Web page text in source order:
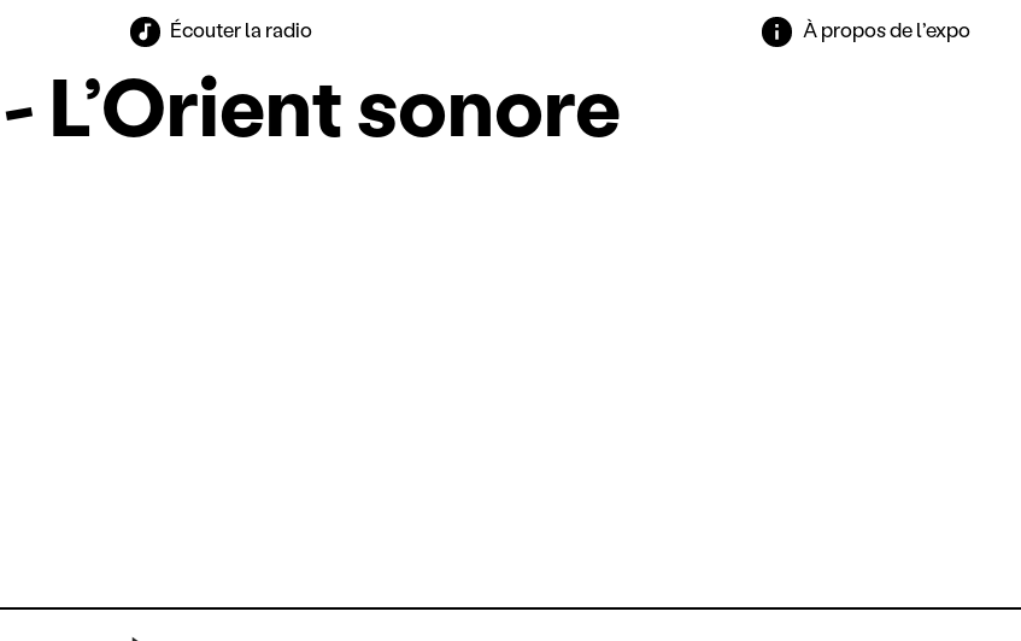
L’Orient sonore
Écouter la radio À propos de l’expo